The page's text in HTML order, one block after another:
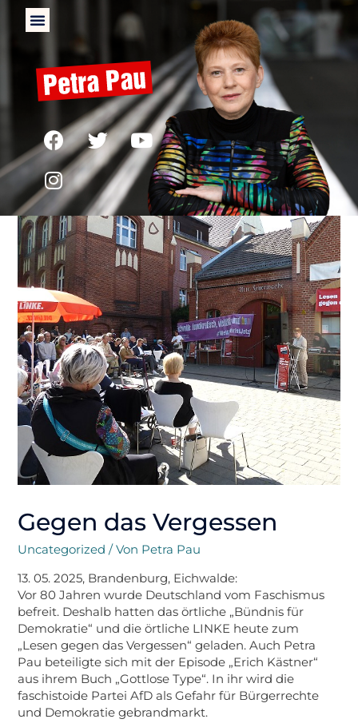
Gegen das Vergessen
Uncategorized / Von Petra Pau
13. 05. 2025, Brandenburg, Eichwalde:
Vor 80 Jahren wurde Deutschland vom Faschismus
befreit. Deshalb hatten das örtliche „Bündnis für
Demokratie“ und die örtliche LINKE heute zum
„Lesen gegen das Vergessen“ geladen. Auch Petra
Pau beteiligte sich mit der Episode „Erich Kästner“
aus ihrem Buch „Gottlose Type“. In ihr wird die
faschistoide Partei AfD als Gefahr für Bürgerrechte
und Demokratie gebrandmarkt.